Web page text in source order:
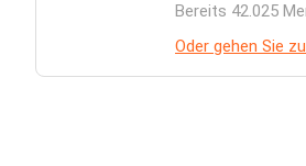
Bereits 42.025
Oder gehen Sie